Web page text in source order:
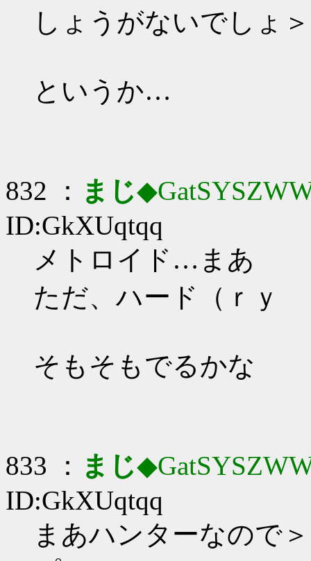
しょうがないでしょ
というか…
832 ： まじ
ID:GkXUqtqq
メトロイド…まあ
ただ、ハード（ｒｙ
そもそもでるかな
833 ： まじ
ID:GkXUqtqq
まあハンターなので